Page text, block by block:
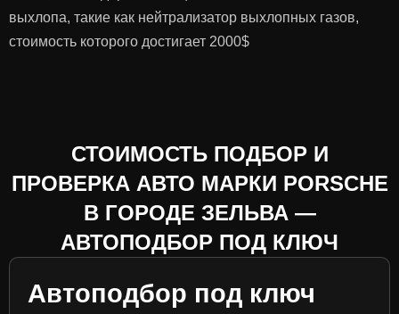
выхлопа, такие как нейтрализатор выхлопных газов,
стоимость которого достигает 2000$
СТОИМОСТЬ ПОДБОР И
ПРОВЕРКА АВТО МАРКИ PORSCHE
В ГОРОДЕ ЗЕЛЬВА —
АВТОПОДБОР ПОД КЛЮЧ
Автоподбор под ключ